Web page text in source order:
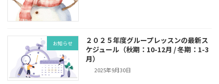
お知らせ
２０２５年度グループレッスンの最新ス
ケジュール（秋期：10-12月 / 冬期：1-3
月）
2025年9月30日